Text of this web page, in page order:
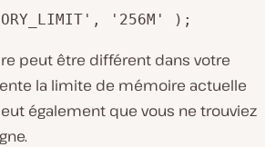
'256M' );
peut être différent dans votre
la limite de mémoire actuelle
également que vous ne trouviez